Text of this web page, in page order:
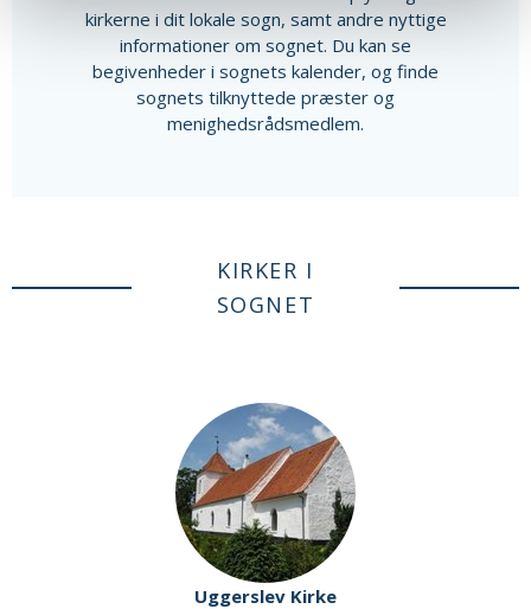
kirkerne i dit lokale sogn, samt andre nyttige
informationer om sognet. Du kan se
begivenheder i sognets kalender, og finde
sognets tilknyttede præster og
menighedsrådsmedlem.
KIRKER I
SOGNET
Uggerslev Kirke